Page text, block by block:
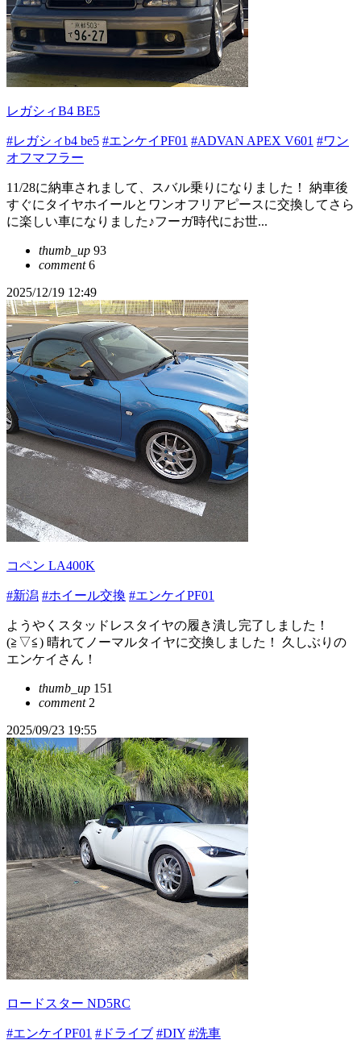
レガシィB4 BE5
#レガシィb4 be5 #エンケイPF01 #ADVAN APEX V601 #ワン
オフマフラー
11/28に納車されまして、スバル乗りになりました！ 納車後
すぐにタイヤホイールとワンオフリアピースに交換してさら
に楽しい車になりました♪フーガ時代にお世...
thumb_up 93
comment6
2025/12/19 12:49
コペン LA400K
#新潟 #ホイール交換 #エンケイPF01
ようやくスタッドレスタイヤの履き潰し完了しました！
(⁠≧⁠▽⁠≦⁠) 晴れてノーマルタイヤに交換しました！ 久しぶりの
エンケイさん！
thumb_up 151
comment2
2025/09/23 19:55
ロードスター ND5RC
#エンケイPF01 #ドライブ #DIY #洗車